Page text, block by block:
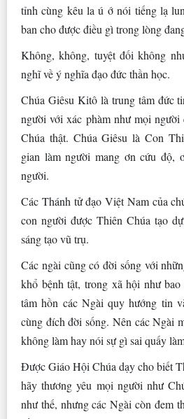
tỉnh cùng kêu la ú ớ nói tiếng lạ
ban cho được điều gì trong lòng
Không, không, tuyệt đối không
nghĩ về ý nghĩa đạo đức thần học.
Chúa Giêsu Kitô là trung tâm đức
người với xác phàm như mọi
Chúa thật. Chúa Giêsu là Con
gian làm người mang ơn cứu độ,
người.
Các Thánh tử đạo Việt Nam của
con người được Thiên Chúa tạo
sáng tạo vũ trụ.
Các ngài cũng có đời sống với
khổ bệnh tật, trong xã hội như
tâm hồn các Ngài quy hướng tin
cùng đích đời sống. Nên các Ngài
không làm hay nói sự gì sai quấy
Được Giáo Hội Chúa dạy cho biết
hãy thương yêu mọi người như
như thế, nhưng các Ngài còn đem